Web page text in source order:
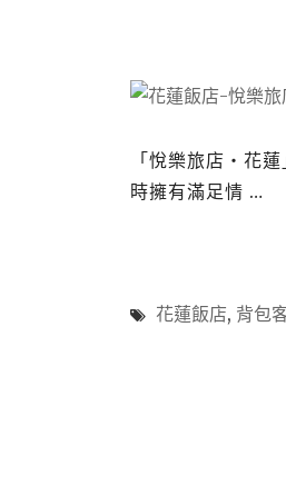
「悅樂旅店‧花
時擁有滿足情 …
花蓮飯店, 背包